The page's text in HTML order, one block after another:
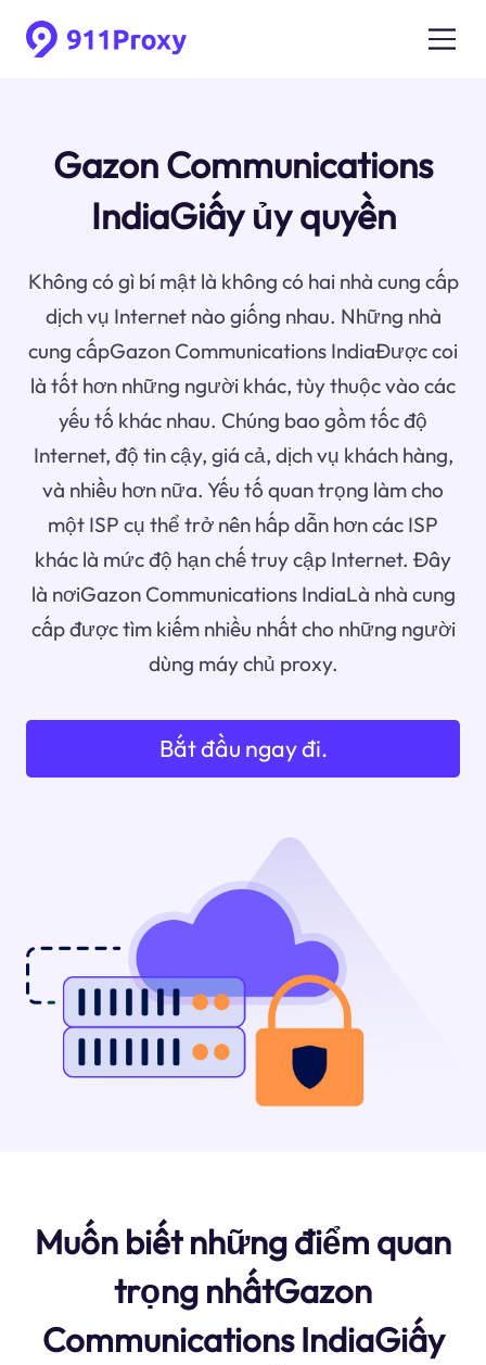
Gazon Communications
IndiaGiấy ủy quyền
Không có gì bí mật là không có hai nhà cung cấp
dịch vụ Internet nào giống nhau. Những nhà
cung cấpGazon Communications IndiaĐược coi
là tốt hơn những người khác, tùy thuộc vào các
yếu tố khác nhau. Chúng bao gồm tốc độ
Internet, độ tin cậy, giá cả, dịch vụ khách hàng,
và nhiều hơn nữa. Yếu tố quan trọng làm cho
một ISP cụ thể trở nên hấp dẫn hơn các ISP
khác là mức độ hạn chế truy cập Internet. Đây
là nơiGazon Communications IndiaLà nhà cung
cấp được tìm kiếm nhiều nhất cho những người
dùng máy chủ proxy.
Bắt đầu ngay đi.
Muốn biết những điểm quan
trọng nhấtGazon
Communications IndiaGiấy